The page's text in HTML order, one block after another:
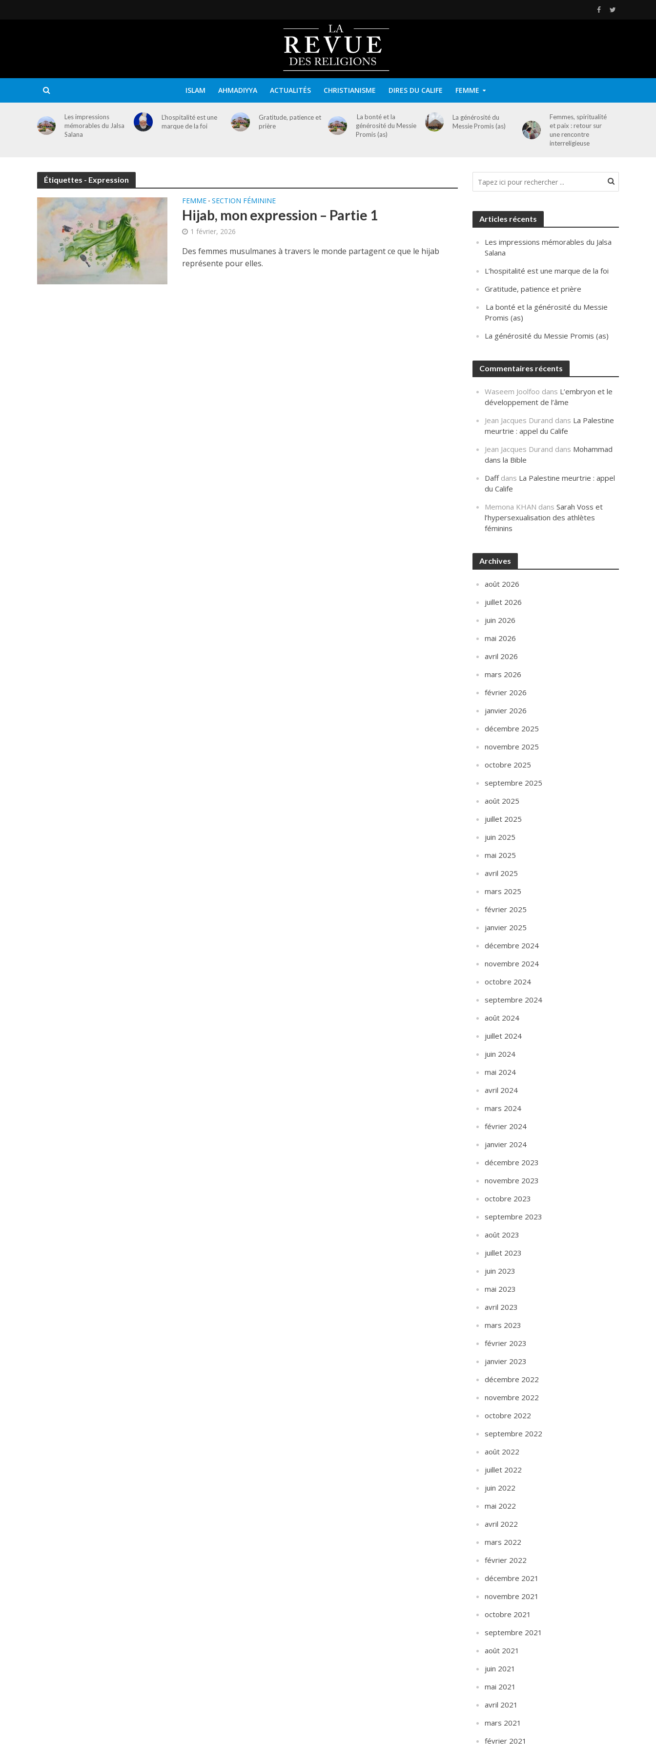
ISLAM AHMADIYYA ACTUALITÉS CHRISTIANISME DIRES DU CALIFE FEMME
Les impressions
mémorables du Jalsa
Salana
L’hospitalité est une
marque de la foi
Gratitude, patience et
prière
La bonté et la
générosité du Messie
Promis (as)
La générosité du
Messie Promis (as)
Femmes, spiritualité
et paix : retour sur
une rencontre
interreligieuse
Étiquettes - Expression
FEMME • SECTION FÉMININE
Hijab, mon expression – Partie 1
1 février, 2026
Des femmes musulmanes à travers le monde partagent ce que le hijab
représente pour elles.
Articles récents
Les impressions mémorables du Jalsa
Salana
L’hospitalité est une marque de la foi
Gratitude, patience et prière
La bonté et la générosité du Messie
Promis (as)
La générosité du Messie Promis (as)
Commentaires récents
Waseem Joolfoo dans L’embryon et le
développement de l’âme
Jean Jacques Durand dans La Palestine
meurtrie : appel du Calife
Jean Jacques Durand dans Mohammad
dans la Bible
Daffdans La Palestine meurtrie : appel
du Calife
Memona KHAN dansSarah Voss et
l’hypersexualisation des athlètes
féminins
Archives
août 2026
juillet 2026
juin 2026
mai 2026
avril 2026
mars 2026
février 2026
janvier 2026
décembre 2025
novembre 2025
octobre 2025
septembre 2025
août 2025
juillet 2025
juin 2025
mai 2025
avril 2025
mars 2025
février 2025
janvier 2025
décembre 2024
novembre 2024
octobre 2024
septembre 2024
août 2024
juillet 2024
juin 2024
mai 2024
avril 2024
mars 2024
février 2024
janvier 2024
décembre 2023
novembre 2023
octobre 2023
septembre 2023
août 2023
juillet 2023
juin 2023
mai 2023
avril 2023
mars 2023
février 2023
janvier 2023
décembre 2022
novembre 2022
octobre 2022
septembre 2022
août 2022
juillet 2022
juin 2022
mai 2022
avril 2022
mars 2022
février 2022
décembre 2021
novembre 2021
octobre 2021
septembre 2021
août 2021
juin 2021
mai 2021
avril 2021
mars 2021
février 2021